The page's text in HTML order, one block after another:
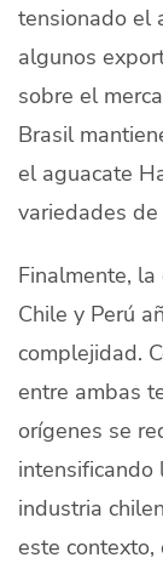
tensionado el
algunos
sobre el
Brasil
el aguacate
variedades
Finalmente,
Chile y Perú
complejidad.
entre ambas
orígenes se
intensificando
industria
este contexto,